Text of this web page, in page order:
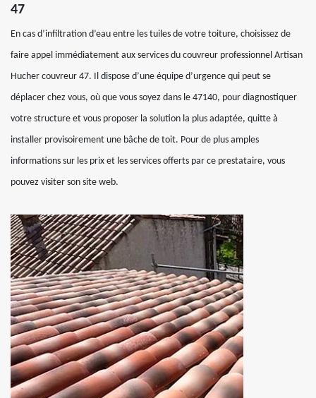
47
En cas d’infiltration d’eau entre les tuiles de votre toiture, choisissez de
faire appel immédiatement aux services du couvreur professionnel Artisan
Hucher couvreur 47. Il dispose d’une équipe d’urgence qui peut se
déplacer chez vous, où que vous soyez dans le 47140, pour diagnostiquer
votre structure et vous proposer la solution la plus adaptée, quitte à
installer provisoirement une bâche de toit. Pour de plus amples
informations sur les prix et les services offerts par ce prestataire, vous
pouvez visiter son site web.